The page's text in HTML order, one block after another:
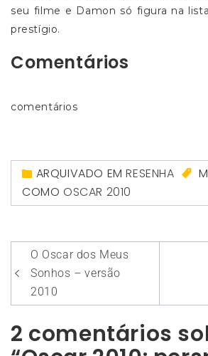
seu filme e Damon só figura na
prestígio.
Comentários
comentários
ARQUIVADO EMRESENHA
COMO OSCAR 2010
Navegação
de
Post
O Oscar dos Meus
Sonhos – versão
2010
2 comentários